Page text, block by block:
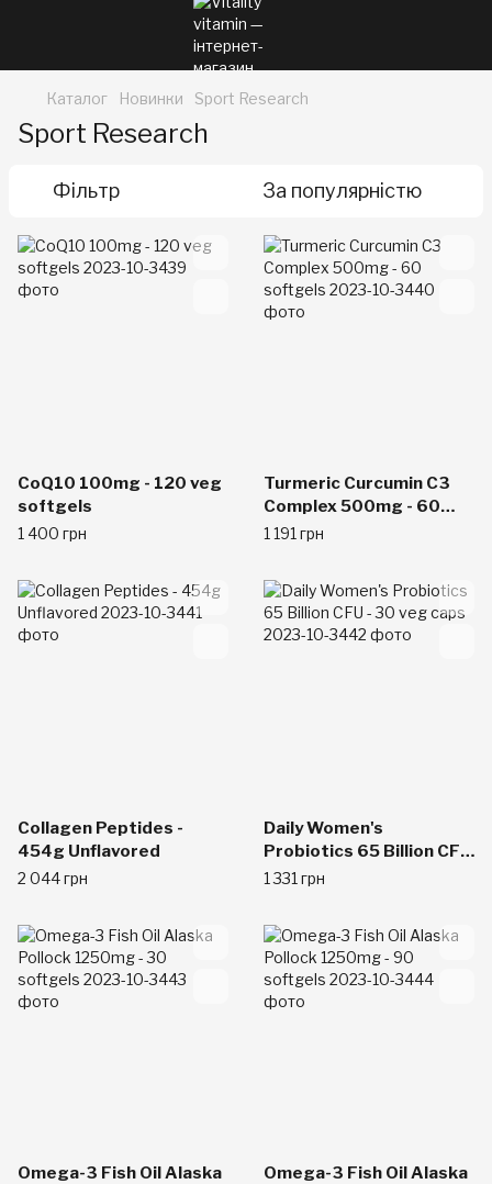
Каталог Новинки Sport Research
Sport Research
Фільтр За популярністю
CoQ10 100mg - 120 veg
softgels
1 400 грн
Turmeric Curcumin C3
Complex 500mg - 60
softgels
1 191 грн
Collagen Peptides -
454g Unflavored
2 044 грн
Daily Women's
Probiotics 65 Billion CFU
- 30 veg caps
1 331 грн
Omega-3 Fish Oil Alaska
Omega-3 Fish Oil Alaska